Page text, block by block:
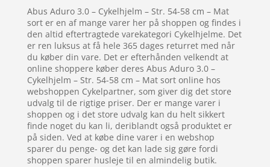
Abus Aduro 3.0 – Cykelhjelm – Str. 54-58 cm – Mat
sort er en af mange varer her på shoppen og findes i
den altid eftertragtede varekategori Cykelhjelme. Det
er ren luksus at få hele 365 dages returret med når
du køber din vare. Det er efterhånden velkendt at
online shoppere køber deres Abus Aduro 3.0 –
Cykelhjelm – Str. 54-58 cm – Mat sort online hos
webshoppen Cykelpartner, som giver dig det store
udvalg til de rigtige priser. Der er mange varer i
shoppen og i det store udvalg kan du helt sikkert
finde noget du kan li, deriblandt også produktet er
på siden. Ved at købe dine varer i en webshop
sparer du penge- og det kan lade sig gøre fordi
shoppen sparer husleje til en almindelig butik.